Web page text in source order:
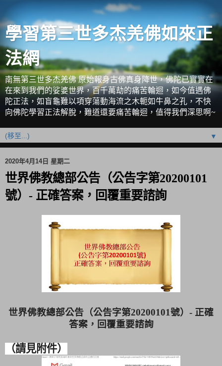
學習第三世多杰羌佛如來正
法網
南無第三世多杰羌佛 原始報身古佛真身降世，佛陀已實實在
在來到我們的娑婆世界，百千萬劫的痛苦輪迴，如今值遇佛
陀正法，如盲龜難以項穿蕩動海流之木軛如牛鼻之孔，不快
向佛陀學習正法解脫，難道還要痛苦輪迴，值得我們深思啊~
▼
2020年4月14日 星期二
世界佛教總部公告（公告字第20200101
號）- 正確答案，回覆重要諮詢
世界佛教總部公告（公告字第20200101號） - 正確
答案，回覆重要諮詢
（請見附件）